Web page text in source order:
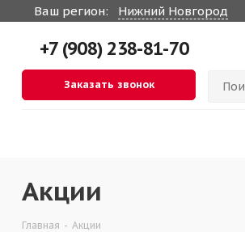
Ваш регион: Нижний Новгород
+7 (908) 238-81-70
Заказать звонок
Акции
Главная - Акции